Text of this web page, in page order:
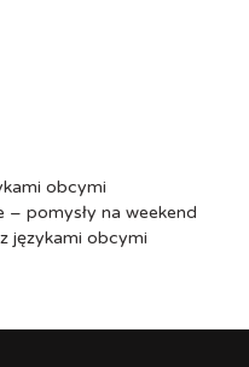
obcymi
– pomysły na weekend
językami obcymi